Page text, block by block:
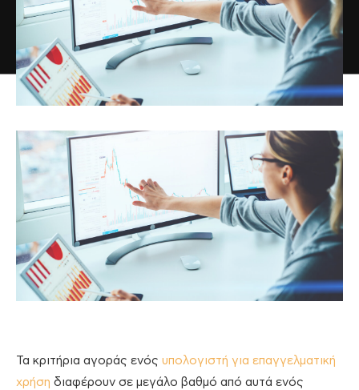
Τα κριτήρια αγοράς ενός υπολογιστή για επαγγελματική
χρήση διαφέρουν σε μεγάλο βαθμό από αυτά ενός